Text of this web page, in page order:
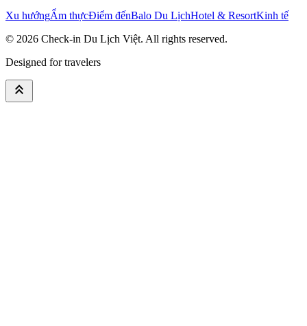
Xu hướngẨm thựcĐiểm đếnBalo Du LịchHotel & ResortKinh tế
© 2026 Check-in Du Lịch Việt. All rights reserved.
Designed for travelers
keyboard_double_arrow_up